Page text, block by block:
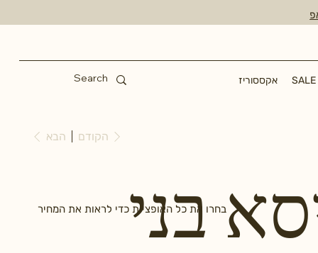
SALE אקססוריז
הקודם הבא
בני
בחרו את כל האופציות כדי לראות את המחיר